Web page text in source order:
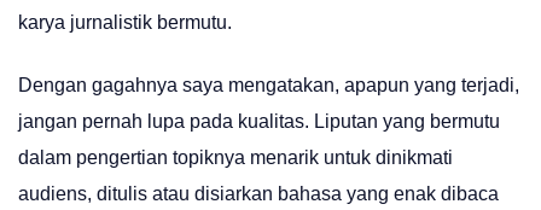
karya jurnalistik bermutu.
Dengan gagahnya saya mengatakan, apapun yang terjadi,
jangan pernah lupa pada kualitas. Liputan yang bermutu
dalam pengertian topiknya menarik untuk dinikmati
audiens, ditulis atau disiarkan bahasa yang enak dibaca